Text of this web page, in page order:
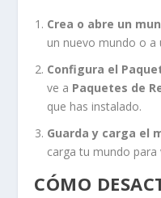
Crea o abre un
un nuevo mundo o a
Configura el
ve a Paquetes de
que has instalado.
Guarda y carga el
carga tu mundo para
CÓMO